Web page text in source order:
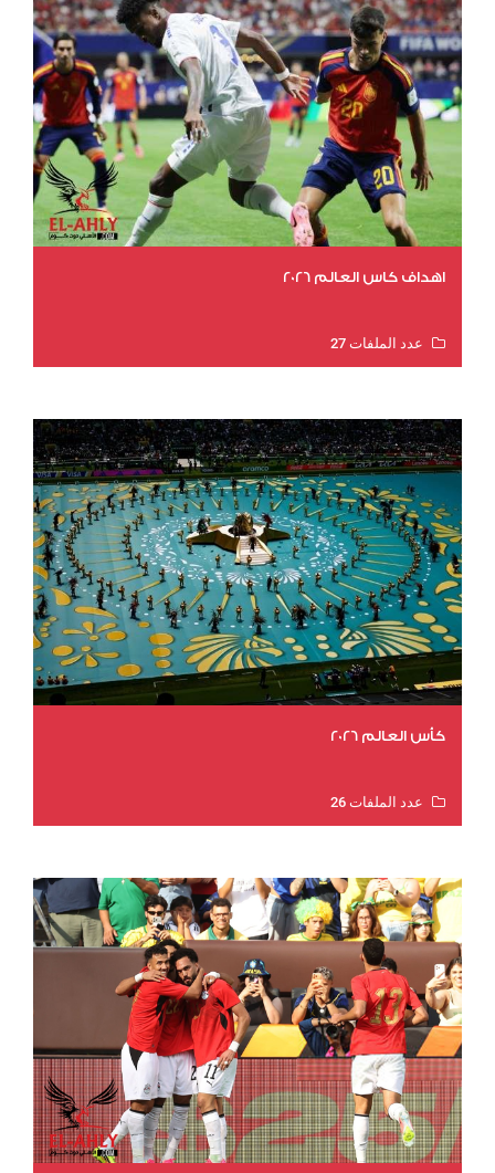
اهداف كاس العالم 2026
عدد الملفات 27
كأس العالم 2026
عدد الملفات 26